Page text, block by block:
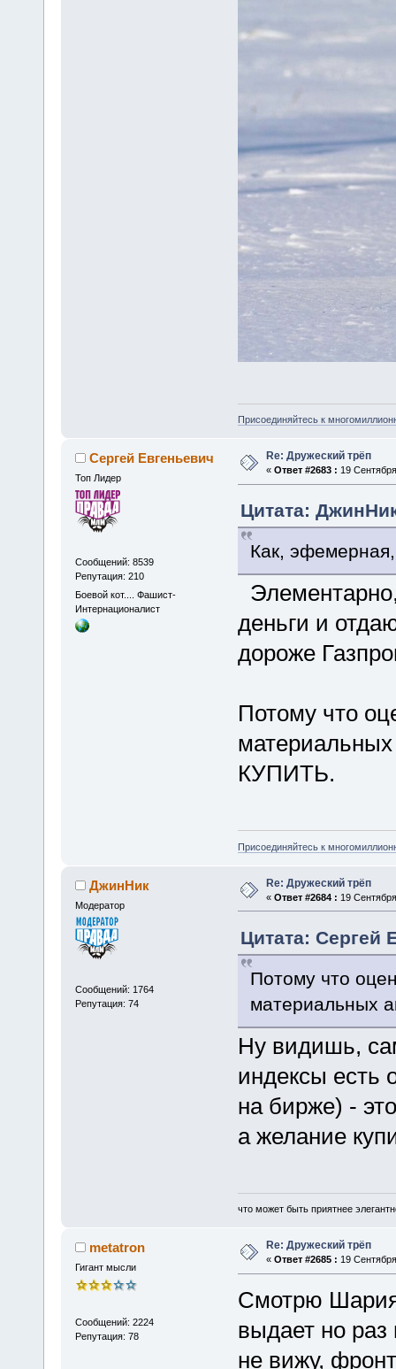
Присоединяйтесь к
Сергей Евгеньевич
Топ Лидер
Сообщений: 8539
Репутация: 210
Боевой кот.... Фашист-
Интернационалист
Re: Дружеский трёп
« Ответ #2683 : 19
Цитата:
Как,
деньги и
дороже
Потому что
КУПИТЬ.
Присоединяйтесь к
ДжинНик
Модератор
Сообщений: 1764
Репутация: 74
Re: Дружеский трёп
« Ответ #2684 : 19
Цитата: Сергей
Потому что
материальных
Ну видишь,
индексы есть
на бирже) -
а желание
что может быть приятнее
metatron
Гигант мысли
Сообщений: 2224
Репутация: 78
Re: Дружеский трёп
« Ответ #2685 : 19
Смотрю
выдает но
не вижу,